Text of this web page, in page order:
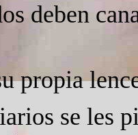
deben
propia
se les